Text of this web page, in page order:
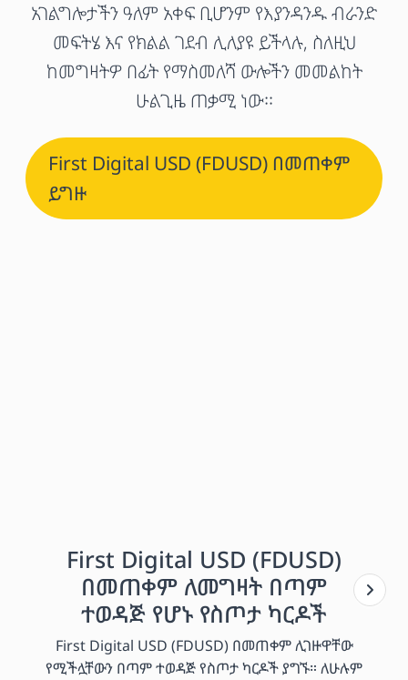
አገልግሎታችን ዓለም አቀፍ ቢሆንም የእያንዳንዱ ብራንድ
መፍትሄ እና የክልል ገደብ ሊለያዩ ይችላሉ, ስለዚህ
ከመግዛትዎ በፊት የማስመለሻ ውሎችን መመልከት
ሁልጊዜ ጠቃሚ ነው።
First Digital USD (FDUSD) በመጠቀም
ይግዙ
First Digital USD (FDUSD)
በመጠቀም ለመግዛት በጣም
ተወዳጅ የሆኑ የስጦታ ካርዶች
First Digital USD (FDUSD) በመጠቀም ሊገዙዋቸው
የሚችሏቸውን በጣም ተወዳጅ የስጦታ ካርዶች ያግኙ። ለሁሉም